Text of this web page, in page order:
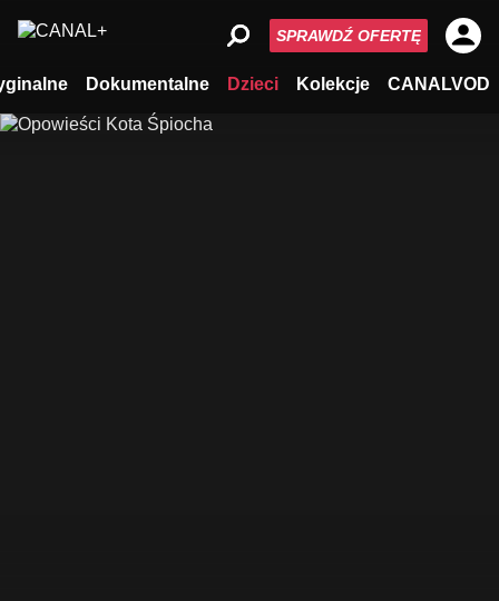
Dokumentalne Dzieci Kolekcje CANALVOD
SPRAWDŹ OFERTĘ